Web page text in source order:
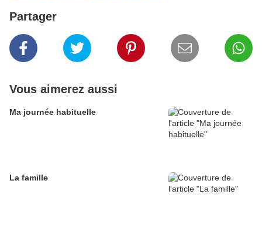
Partager
Vous aimerez aussi
Ma journée habituelle
La famille